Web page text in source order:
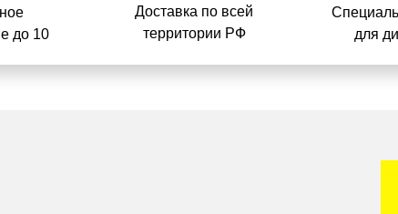
Доставка по всей
территории РФ
до 10
для